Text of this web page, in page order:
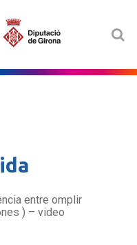
entre omplir
) – video